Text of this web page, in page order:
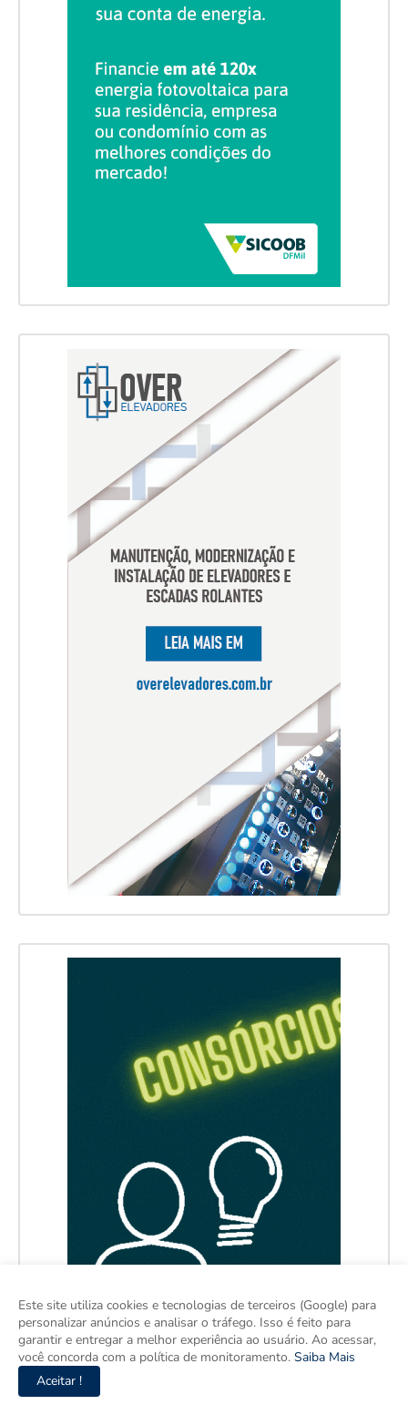
Este site utiliza cookies e tecnologias de terceiros (Google) para
personalizar anúncios e analisar o tráfego. Isso é feito para
garantir e entregar a melhor experiência ao usuário. Ao acessar,
você concorda com a política de monitoramento. Saiba Mais
Aceitar !